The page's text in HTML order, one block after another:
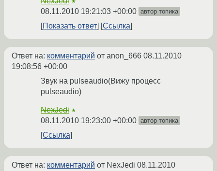
★
08.11.2010 19:21:03 +00:00 автор топика
Показать ответ Ссылка
Ответ на: комментарий от anon_666 08.11.2010
19:08:56 +00:00
Звук на pulseaudio(Вижу процесс
pulseaudio)
NexJedi ★
08.11.2010 19:23:00 +00:00 автор топика
Ссылка
Ответ на: комментарий от NexJedi 08.11.2010